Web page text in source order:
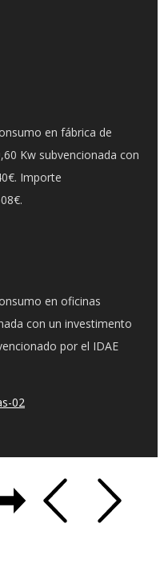
en fábrica de
Kw subvencionada con
Importe
en oficinas
con un investimento
por el IDAE